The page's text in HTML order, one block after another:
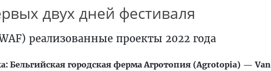
двух дней фестиваля
реализованные проекты 2022 года
Бельгийская городская ферма Агротопия (Agrotopia) — Van